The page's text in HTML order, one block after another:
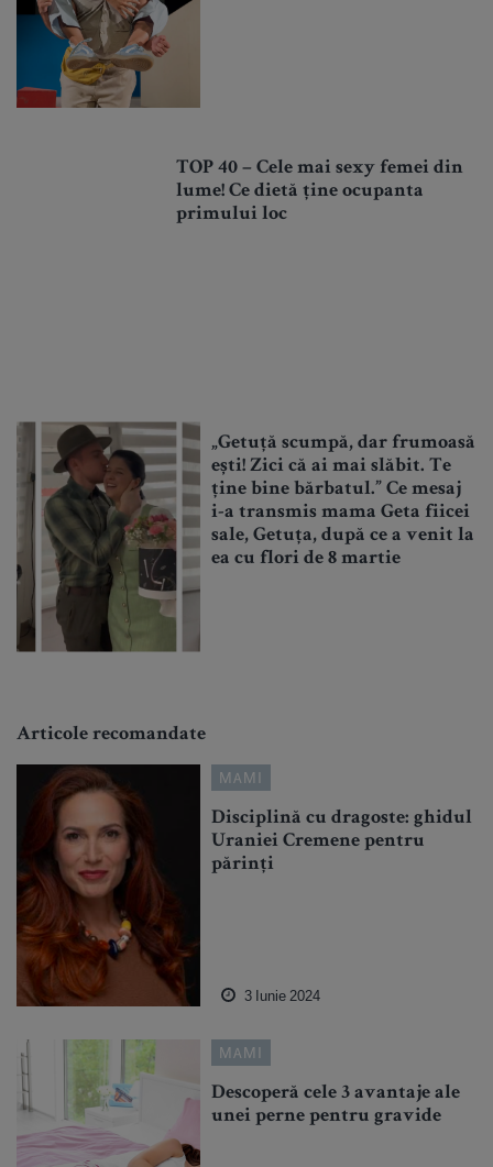
TOP 40 – Cele mai sexy femei din
lume! Ce dietă ține ocupanta
primului loc
„Getuță scumpă, dar frumoasă
ești! Zici că ai mai slăbit. Te
ține bine bărbatul.” Ce mesaj
i-a transmis mama Geta fiicei
sale, Getuța, după ce a venit la
ea cu flori de 8 martie
Articole recomandate
MAMI
Disciplină cu dragoste: ghidul
Uraniei Cremene pentru
părinți
3 Iunie 2024
MAMI
Descoperă cele 3 avantaje ale
unei perne pentru gravide